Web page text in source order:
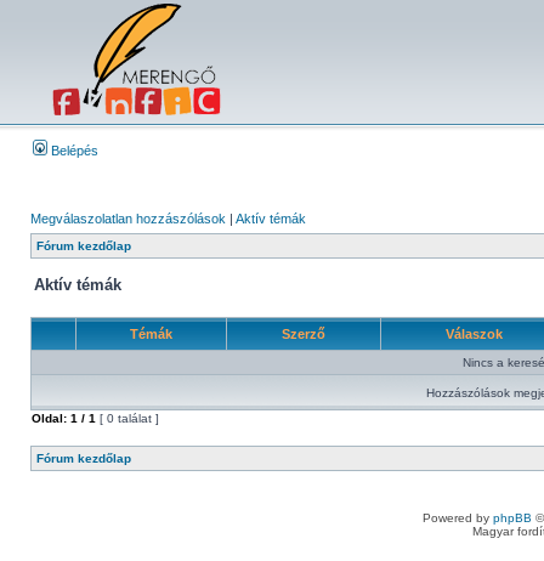
Belépés
Megválaszolatlan hozzászólások | Aktív témák
Fórum kezdőlap
Aktív témák
Témák Szerző Válaszok
Nincs a
Hozzászólások
Oldal: 1 / 1 [ 0 találat ]
Fórum kezdőlap
Powered by phpBB
Magyar